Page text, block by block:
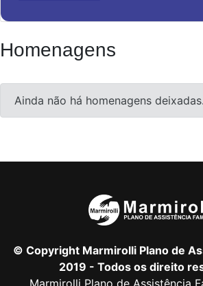
Homenagens
Ainda não há homenagens deixadas.
© Copyright Marmirolli Plano de
2019 - Todos os direito